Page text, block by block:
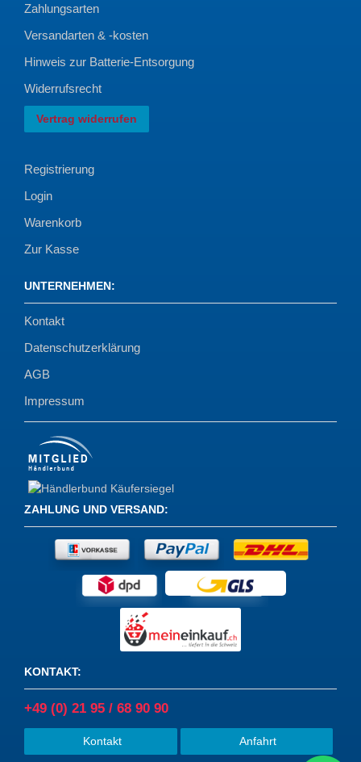
Zahlungsarten
Versandarten & -kosten
Hinweis zur Batterie-Entsorgung
Widerrufsrecht
Vertrag widerrufen
Registrierung
Login
Warenkorb
Zur Kasse
UNTERNEHMEN:
Kontakt
Datenschutzerklärung
AGB
Impressum
ZAHLUNG UND VERSAND:
KONTAKT:
+49 (0) 21 95 / 68 90 90
Kontakt Anfahrt